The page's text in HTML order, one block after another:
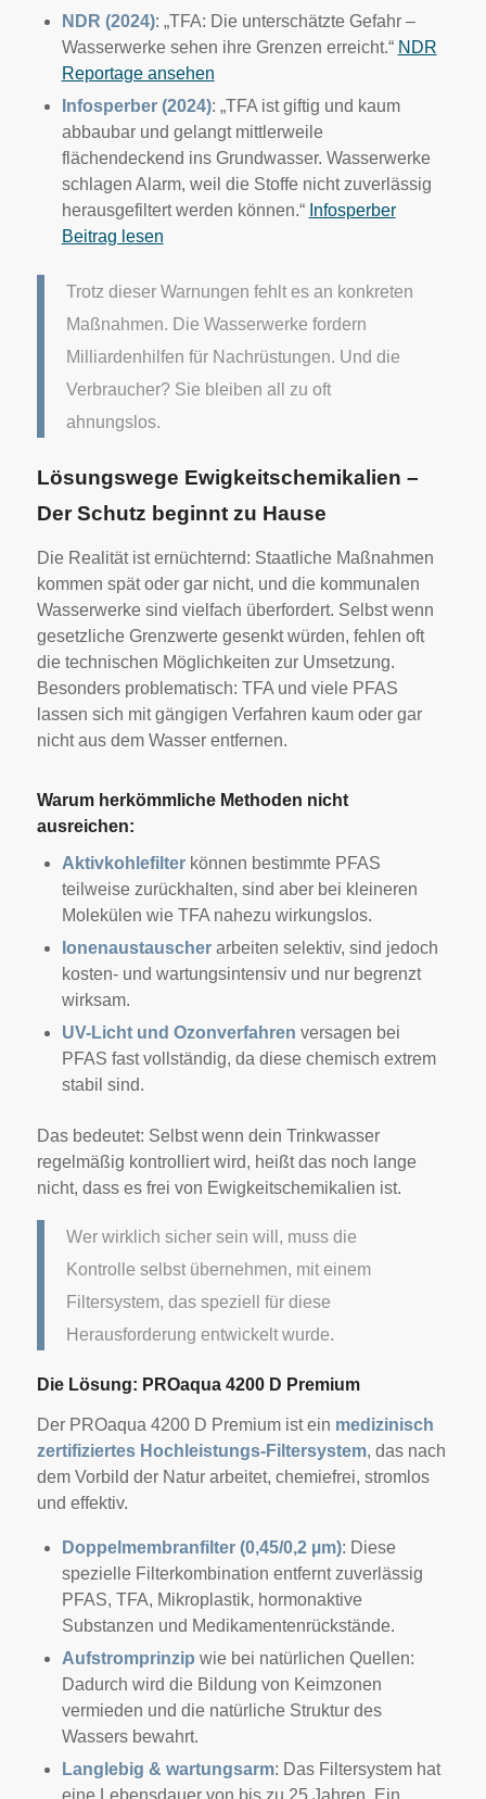
NDR (2024): „TFA: Die unterschätzte Gefahr –
Wasserwerke sehen ihre Grenzen erreicht.“ NDR
Reportage ansehen
Infosperber (2024): „TFA ist giftig und kaum
abbaubar und gelangt mittlerweile
flächendeckend ins Grundwasser. Wasserwerke
schlagen Alarm, weil die Stoffe nicht zuverlässig
herausgefiltert werden können.“ Infosperber
Beitrag lesen
Trotz dieser Warnungen fehlt es an konkreten
Maßnahmen. Die Wasserwerke fordern
Milliardenhilfen für Nachrüstungen. Und die
Verbraucher? Sie bleiben all zu oft
ahnungslos.
Lösungswege Ewigkeitschemikalien –
Der Schutz beginnt zu Hause
Die Realität ist ernüchternd: Staatliche Maßnahmen
kommen spät oder gar nicht, und die kommunalen
Wasserwerke sind vielfach überfordert. Selbst wenn
gesetzliche Grenzwerte gesenkt würden, fehlen oft
die technischen Möglichkeiten zur Umsetzung.
Besonders problematisch: TFA und viele PFAS
lassen sich mit gängigen Verfahren kaum oder gar
nicht aus dem Wasser entfernen.
Warum herkömmliche Methoden nicht
ausreichen:
Aktivkohlefilterkönnen bestimmte PFAS
teilweise zurückhalten, sind aber bei kleineren
Molekülen wie TFA nahezu wirkungslos.
Ionenaustauscherarbeiten selektiv, sind jedoch
kosten- und wartungsintensiv und nur begrenzt
wirksam.
UV-Licht und Ozonverfahren versagen bei
PFAS fast vollständig, da diese chemisch extrem
stabil sind.
Das bedeutet: Selbst wenn dein Trinkwasser
regelmäßig kontrolliert wird, heißt das noch lange
nicht, dass es frei von Ewigkeitschemikalien ist.
Wer wirklich sicher sein will, muss die
Kontrolle selbst übernehmen, mit einem
Filtersystem, das speziell für diese
Herausforderung entwickelt wurde.
Die Lösung: PROaqua 4200 D Premium
Der PROaqua 4200 D Premium ist ein medizinisch
zertifiziertes Hochleistungs-Filtersystem, das nach
dem Vorbild der Natur arbeitet, chemiefrei, stromlos
und effektiv.
Doppelmembranfilter (0,45/0,2 µm): Diese
spezielle Filterkombination entfernt zuverlässig
PFAS, TFA, Mikroplastik, hormonaktive
Substanzen und Medikamentenrückstände.
Aufstromprinzip wie bei natürlichen Quellen:
Dadurch wird die Bildung von Keimzonen
vermieden und die natürliche Struktur des
Wassers bewahrt.
Langlebig & wartungsarm: Das Filtersystem hat
eine Lebensdauer von bis zu 25 Jahren. Ein